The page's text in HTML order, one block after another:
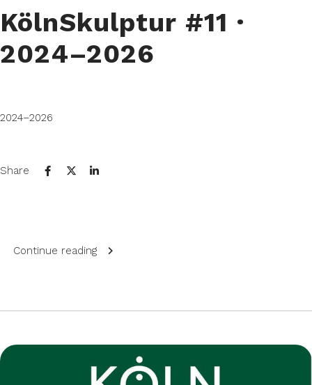
KölnSkulptur #11⁠ ·
2024–2026
2024–2026
Share
Continue reading